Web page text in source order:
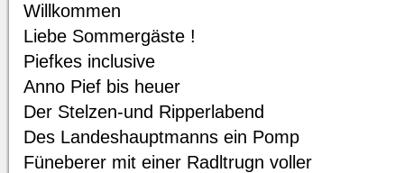
Willkommen
Liebe Sommergäste !
Piefkes inclusive
Anno Pief bis heuer
Der Stelzen-und Ripperlabend
Des Landeshauptmanns ein Pomp
Füneberer mit einer Radltrugn voller